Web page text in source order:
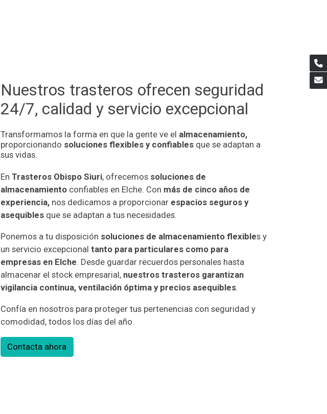
Nuestros trasteros ofrecen seguridad
24/7, calidad y servicio excepcional
Transformamos la forma en que la gente ve el almacenamiento,
proporcionando soluciones flexibles y confiables que se adaptan a
sus vidas.
En Trasteros Obispo Siuri, ofrecemos soluciones de
almacenamientoconfiables en Elche. Con más de cinco años de
experiencia, nos dedicamos a proporcionar espacios seguros y
asequibles que se adaptan a tus necesidades.
Ponemos a tu disposición soluciones de almacenamiento flexibles y
un servicio excepcional tanto para particulares como para
empresas en Elche. Desde guardar recuerdos personales hasta
almacenar el stock empresarial, nuestros trasteros garantizan
vigilancia continua, ventilación óptima y precios asequibles.
Confía en nosotros para proteger tus pertenencias con seguridad y
comodidad, todos los días del año.
Contacta ahora